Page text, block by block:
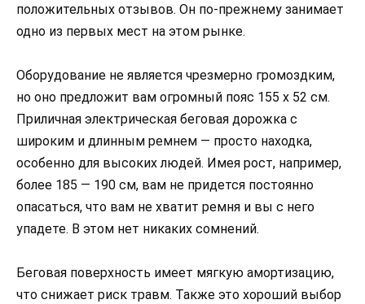
положительных отзывов. Он по-прежнему занимает
одно из первых мест на этом рынке.
Оборудование не является чрезмерно громоздким,
но оно предложит вам огромный пояс 155 x 52 см.
Приличная электрическая беговая дорожка с
широким и длинным ремнем — просто находка,
особенно для высоких людей. Имея рост, например,
более 185 — 190 см, вам не придется постоянно
опасаться, что вам не хватит ремня и вы с него
упадете. В этом нет никаких сомнений.
Беговая поверхность имеет мягкую амортизацию,
что снижает риск травм. Также это хороший выбор